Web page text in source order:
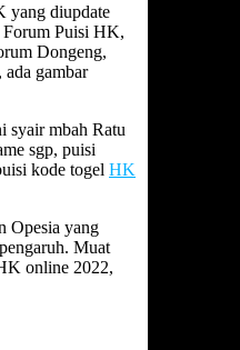
yang diupdate
Puisi HK,
Dongeng,
gambar
syair mbah Ratu
sgp, puisi
kode togel HK
Opesia yang
Muat
online 2022,